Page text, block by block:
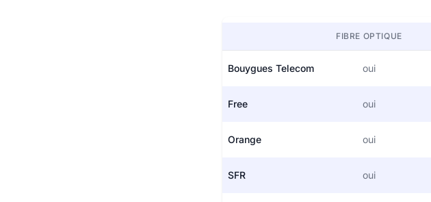
FIBRE OPTIQUE
Bouygues Telecom oui
Free oui
Orange oui
SFR oui